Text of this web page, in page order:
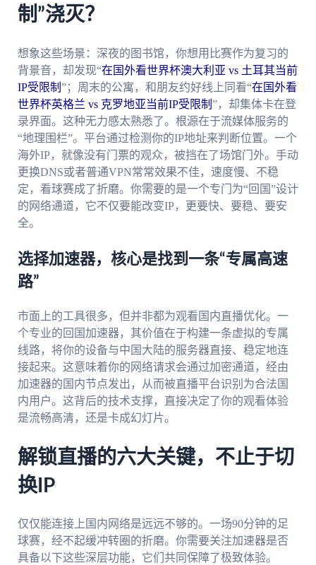
制”浇灭？
想象这些场景：深夜的图书馆，你想用比赛作为复习的
背景音，却发现“在国外看世界杯澳大利亚 vs 土耳其当前
IP受限制 ”；周末的公寓，和朋友约好线上同看“在国外看
世界杯英格兰 vs 克罗地亚当前IP受限制 ”，却集体卡在登
录界面。这种无力感太熟悉了。根源在于流媒体服务的
“地理围栏”。平台通过检测你的IP地址来判断位置。一个
海外IP，就像没有门票的观众，被挡在了场馆门外。手动
更换DNS或者普通VPN常常效果不佳，速度慢、不稳
定，看球赛成了折磨。你需要的是一个专门为“回国”设计
的网络通道，它不仅要能改变IP，更要快、要稳、要安
全。
选择加速器，核心是找到一条“专属高速
路”
市面上的工具很多，但并非都为观看国内直播优化。一
个专业的回国加速器，其价值在于构建一条虚拟的专属
线路，将你的设备与中国大陆的服务器直接、稳定地连
接起来。这意味着你的网络请求会通过加密通道，经由
加速器的国内节点发出，从而被直播平台识别为合法国
内用户。这背后的技术支撑，直接决定了你的观看体验
是流畅高清，还是卡成幻灯片。
解锁直播的六大关键，不止于切
换IP
仅仅能连接上国内网络是远远不够的。一场90分钟的足
球赛，经不起缓冲转圈的折磨。你需要关注加速器是否
具备以下这些深层功能，它们共同保障了极致体验。